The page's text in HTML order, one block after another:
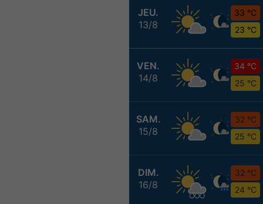
JEU.
13/8
33 °C
23 °C
VEN.
14/8
34 °C
25 °C
SAM.
15/8
32 °C
25 °C
DIM.
16/8
32 °C
24 °C